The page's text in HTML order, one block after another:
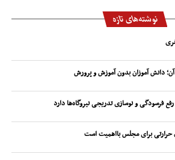
نوشته‌های تازه
دانش آموزان بدون آموزش و پرورش
فرسودگی و نوسازی تدریجی نیروگاه‌ها دارد
حرارتی برای مجلس بااهمیت است